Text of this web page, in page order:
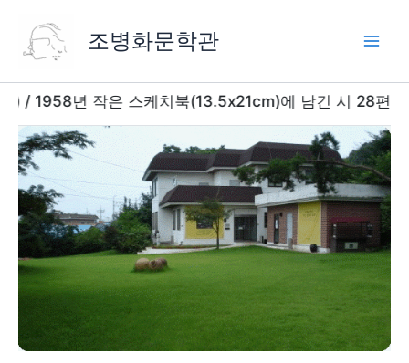
조병화문학관
1958년 작은 스케치북(13.5x21cm)에 남긴 시 28편과